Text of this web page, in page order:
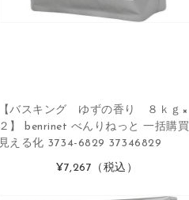
【バスキング ゆずの香り ８ｋｇ×
２】 benrinet べんりねっと 一括購買
見える化 3734-6829 37346829
¥7,267 （税込）